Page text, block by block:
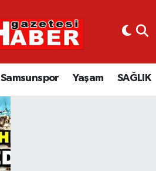
Samsunspor Yaşam SAĞLIK